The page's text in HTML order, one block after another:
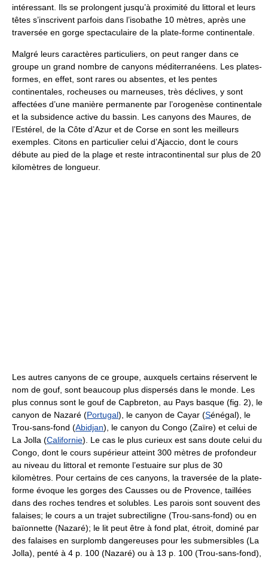
intéressant. Ils se prolongent jusqu’à proximité du littoral et leurs
têtes s’inscrivent parfois dans l’isobathe 10 mètres, après une
traversée en gorge spectaculaire de la plate-forme continentale.
Malgré leurs caractères particuliers, on peut ranger dans ce
groupe un grand nombre de canyons méditerranéens. Les plates-
formes, en effet, sont rares ou absentes, et les pentes
continentales, rocheuses ou marneuses, très déclives, y sont
affectées d’une manière permanente par l’orogenèse continentale
et la subsidence active du bassin. Les canyons des Maures, de
l’Estérel, de la Côte d’Azur et de Corse en sont les meilleurs
exemples. Citons en particulier celui d’Ajaccio, dont le cours
débute au pied de la plage et reste intracontinental sur plus de 20
kilomètres de longueur.
Les autres canyons de ce groupe, auxquels certains réservent le
nom de gouf, sont beaucoup plus dispersés dans le monde. Les
plus connus sont le gouf de Capbreton, au Pays basque (fig. 2), le
canyon de Nazaré (Portugal), le canyon de Cayar (Sénégal), le
Trou-sans-fond (Abidjan), le canyon du Congo (Zaïre) et celui de
La Jolla (Californie). Le cas le plus curieux est sans doute celui du
Congo, dont le cours supérieur atteint 300 mètres de profondeur
au niveau du littoral et remonte l’estuaire sur plus de 30
kilomètres. Pour certains de ces canyons, la traversée de la plate-
forme évoque les gorges des Causses ou de Provence, taillées
dans des roches tendres et solubles. Les parois sont souvent des
falaises; le cours a un trajet subrectiligne (Trou-sans-fond) ou en
baïonnette (Nazaré); le lit peut être à fond plat, étroit, dominé par
des falaises en surplomb dangereuses pour les submersibles (La
Jolla), penté à 4 p. 100 (Nazaré) ou à 13 p. 100 (Trou-sans-fond),